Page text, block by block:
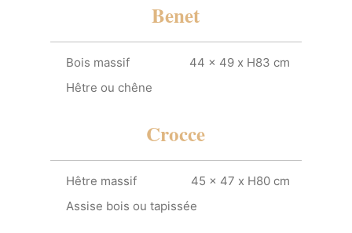
Benet
Bois massif
44 x 49 x H83 cm
Hêtre ou chêne
Crocce
Hêtre massif
45 x 47 x H80 cm
Assise bois ou tapissée